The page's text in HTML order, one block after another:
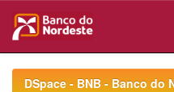
navigationDSpace - BNB - Banco do